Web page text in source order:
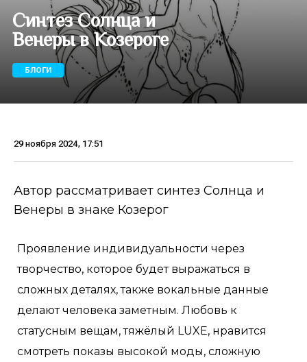
Синтез Солнца и
Венеры в Козероге
БЛОГИ
29 ноября 2024, 17:51
Автор рассматривает синтез Солнца и
Венеры в знаке Козерог
Проявление индивидуальности через
творчество, которое будет выражаться в
сложных деталях, также вокальные данные
делают человека заметным. Любовь к
статусным вещам, тяжëлый LUXE, нравится
смотреть показы высокой моды, сложную